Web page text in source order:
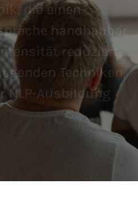
die einen
handhabbar
reduziert,
Techniken,
NLP-Ausbildung